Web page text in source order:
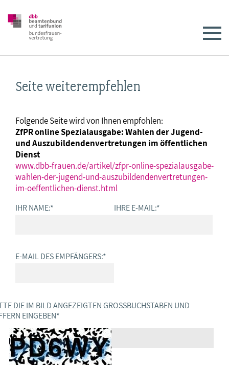
Seite weiterempfehlen
Folgende Seite wird von Ihnen empfohlen:
ZfPR online Spezialausgabe: Wahlen der Jugend-
und Auszubildendenvertretungen im öffentlichen
Dienst
www.dbb-frauen.de/artikel/zfpr-online-spezialausgabe-
wahlen-der-jugend-und-auszubildendenvertretungen-
im-oeffentlichen-dienst.html
IHR NAME:* IHRE E-MAIL:*
E-MAIL DES EMPFÄNGERS:*
DIE IM BILD ANGEZEIGTEN GROSSBUCHSTABEN UND Z
EINGEBEN *